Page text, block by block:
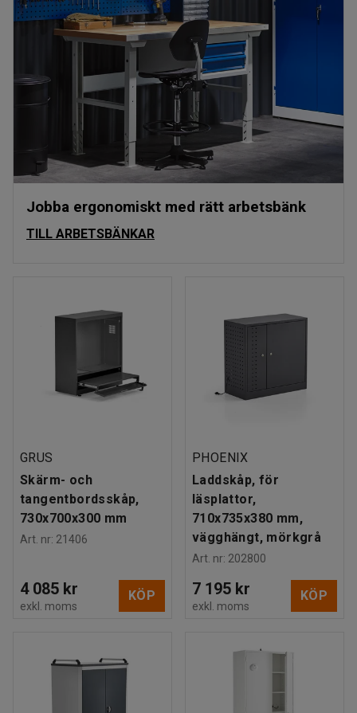
Jobba ergonomiskt med rätt arbetsbänk
TILL ARBETSBÄNKAR
GRUS
Skärm- och
tangentbordsskåp,
730x700x300 mm
Art. nr: 21406
4 085 kr
exkl. moms
KÖP
PHOENIX
Laddskåp, för
läsplattor,
710x735x380 mm,
vägghängt, mörkgrå
Art. nr: 202800
7 195 kr
exkl. moms
KÖP